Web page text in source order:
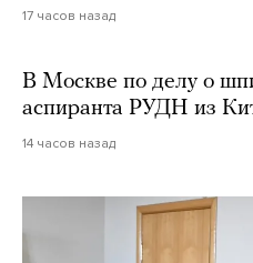
17 часов назад
В Москве по делу о
аспиранта РУДН из
14 часов назад